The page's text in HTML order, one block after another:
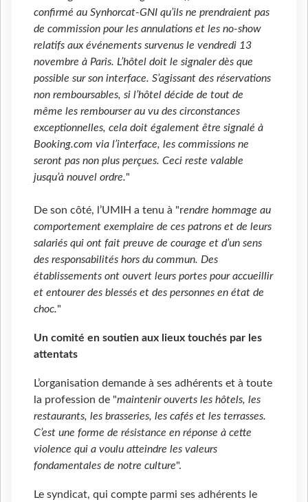
confirmé au Synhorcat-GNI qu’ils ne prendraient pas
de commission pour les annulations et les no-show
relatifs aux événements survenus le vendredi 13
novembre à Paris. L’hôtel doit le signaler dès que
possible sur son interface. S’agissant des réservations
non remboursables, si l’hôtel décide de tout de
même les rembourser au vu des circonstances
exceptionnelles, cela doit également être signalé à
Booking.com via l’interface, les commissions ne
seront pas non plus perçues. Ceci reste valable
jusqu’à nouvel ordre."
De son côté, l’UMIH a tenu à "rendre hommage au
comportement exemplaire de ces patrons et de leurs
salariés qui ont fait preuve de courage et d’un sens
des responsabilités hors du commun. Des
établissements ont ouvert leurs portes pour accueillir
et entourer des blessés et des personnes en état de
choc."
Un comité en soutien aux lieux touchés par les
attentats
L’organisation demande à ses adhérents et à toute
la profession de "maintenir ouverts les hôtels, les
restaurants, les brasseries, les cafés et les terrasses.
C’est une forme de résistance en réponse à cette
violence qui a voulu atteindre les valeurs
fondamentales de notre culture".
Le syndicat, qui compte parmi ses adhérents le